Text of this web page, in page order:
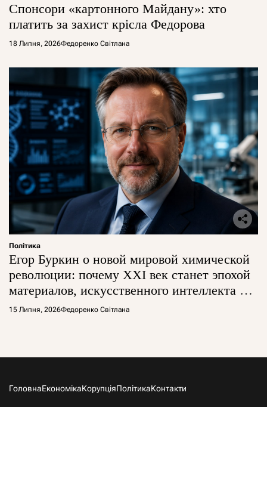
Спонсори «картонного Майдану»: хто
платить за захист крісла Федорова
18 Липня, 2026Федоренко Світлана
Політика
Егор Буркин о новой мировой химической
революции: почему XXI век станет эпохой
материалов, искусственного интеллекта и
глобальной борьбы за технологии
15 Липня, 2026Федоренко Світлана
ГоловнаЕкономікаКорупціяПолітикаКонтакти